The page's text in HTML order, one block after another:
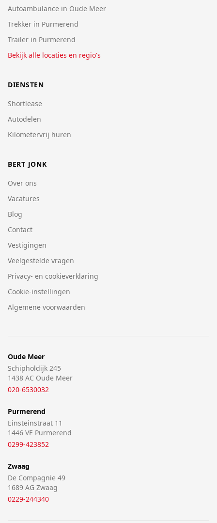
Autoambulance in Oude Meer
Trekker in Purmerend
Trailer in Purmerend
Bekijk alle locaties en regio's
DIENSTEN
Shortlease
Autodelen
Kilometervrij huren
BERT JONK
Over ons
Vacatures
Blog
Contact
Vestigingen
Veelgestelde vragen
Privacy- en cookieverklaring
Cookie-instellingen
Algemene voorwaarden
Oude Meer
Schipholdijk 245
1438 AC Oude Meer
020-6530032
Purmerend
Einsteinstraat 11
1446 VE Purmerend
0299-423852
Zwaag
De Compagnie 49
1689 AG Zwaag
0229-244340